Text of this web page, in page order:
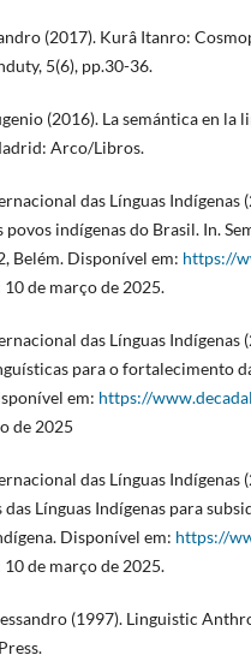
(2017). Kurâ Itanro:
5(6), pp.30-36.
(2016). La semántica en la
Arco/Libros.
das Línguas Indígenas
povos indígenas do Brasil. In.
Belém. Disponível em: https://
10 de março de 2025.
das Línguas
para o fortalecimento
em: https://
de 2025
das Línguas Indígenas
das Línguas Indígenas para
Disponível em: https://
10 de março de 2025.
(1997). Linguistic